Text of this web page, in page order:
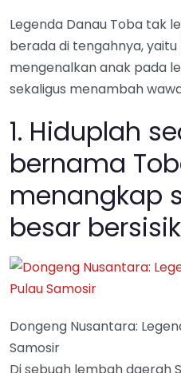
Legenda Danau Toba tak
berada di tengahnya, yaitu
mengenalkan anak pada
sekaligus menambah
1. Hiduplah
bernama
menangkap
besar
Dongeng Nusantara:
Samosir
Di sebuah lembah daerah